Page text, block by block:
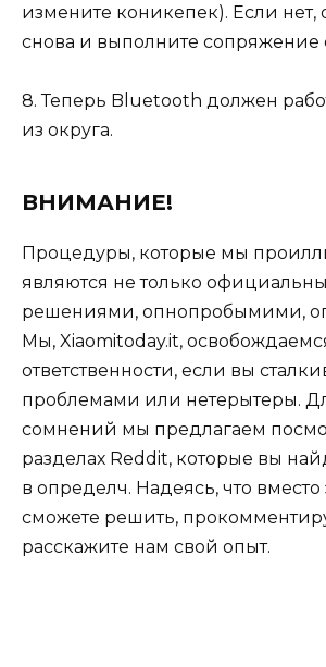
измените коникепек). Если нет,
снова и выполните сопряжение
8. Теперь Bluetooth должен
из округа.
ВНИМАНИЕ!
Процедуры, которые мы
являются не только
решениями, опнопробымими,
Мы, Xiaomitoday.it,
ответственности, если вы
проблемами или нетерытеры.
сомнений мы предлагаем
разделах Reddit, которые вы
в определч. Надеясь, что вместо
сможете решить,
расскажите нам свой опыт.